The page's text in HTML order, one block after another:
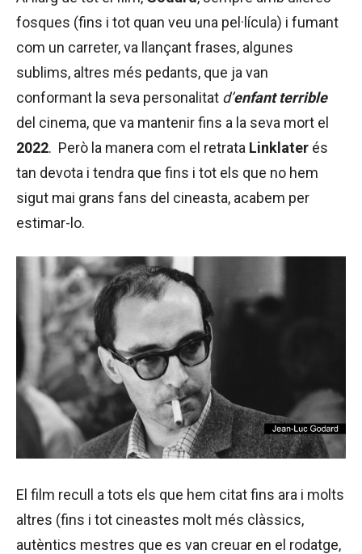
fosques (fins i tot quan veu una pel·lícula) i fumant
com un carreter, va llançant frases, algunes
sublims, altres més pedants, que ja van
conformant la seva personalitat d’enfant terrible
del cinema, que va mantenir fins a la seva mort el
2022. Però la manera com el retrata Linklater és
tan devota i tendra que fins i tot els que no hem
sigut mai grans fans del cineasta, acabem per
estimar-lo.
El film recull a tots els que hem citat fins ara i molts
altres (fins i tot cineastes molt més clàssics,
autèntics mestres que es van creuar en el rodatge,